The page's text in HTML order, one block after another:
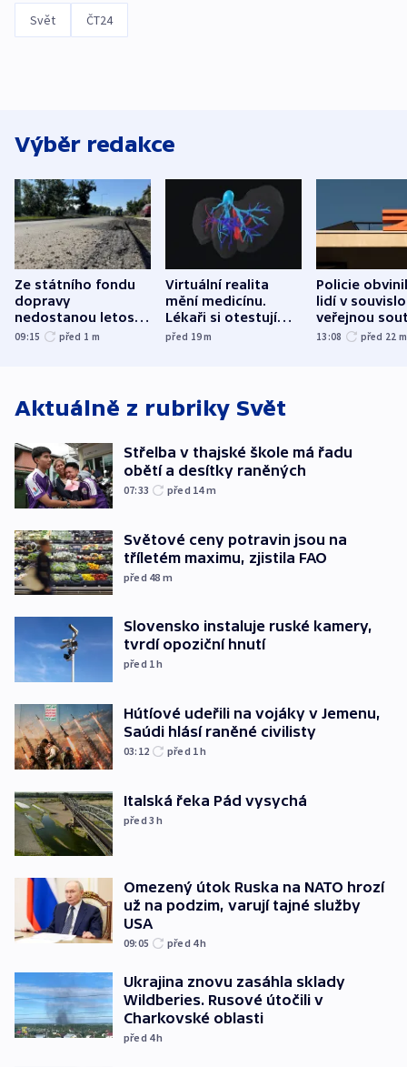
Svět ČT24
Výběr redakce
Ze státního fondu
dopravy
nedostanou letos
kraje na silnice ani
09:15 před 1 m
Virtuální realita
mění medicínu.
Lékaři si otestují
každý řez, říká
před 19m
Policie
lidí v
veřejnou
Správy
13:08 před 22 m
Aktuálně z rubriky Svět
Střelba v thajské škole má řadu
obětí a desítky raněných
07:33 před 14m
Světové ceny potravin jsou na
tříletém maximu, zjistila FAO
před 48 m
Slovensko instaluje ruské kamery,
tvrdí opoziční hnutí
před 1h
Hútíové udeřili na vojáky v Jemenu,
Saúdi hlásí raněné civilisty
03:12 před 1h
Italská řeka Pád vysychá
před 3h
Omezený útok Ruska na NATO hrozí
už na podzim, varují tajné služby
USA
09:05 před 4h
Ukrajina znovu zasáhla sklady
Wildberies. Rusové útočili v
Charkovské oblasti
před 4h